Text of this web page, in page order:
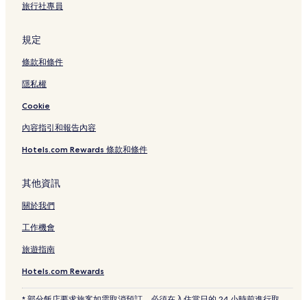
旅行社專員
規定
條款和條件
隱私權
Cookie
內容指引和報告內容
Hotels.com Rewards 條款和條件
其他資訊
關於我們
工作機會
旅遊指南
Hotels.com Rewards